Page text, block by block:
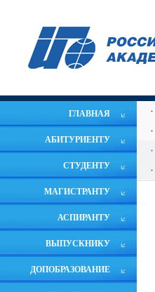
ГЛАВНАЯ
АБИТУРИЕНТУ
СТУДЕНТУ
МАГИСТРАНТУ
АСПИРАНТУ
ВЫПУСКНИКУ
ДОПОБРАЗОВАНИЕ